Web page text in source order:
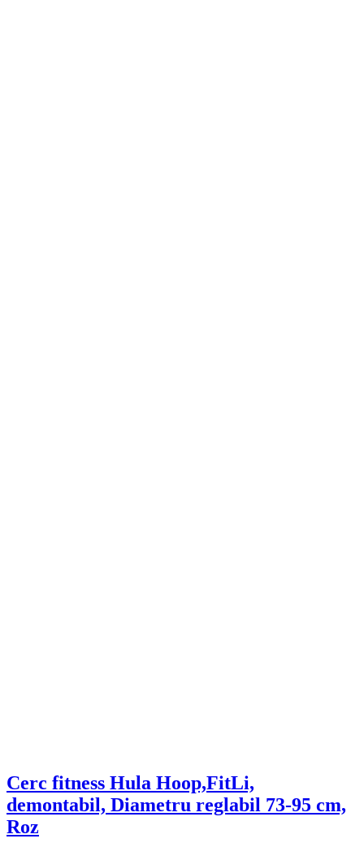
Cerc fitness Hula Hoop,FitLi,
demontabil, Diametru reglabil 73-95 cm,
Roz